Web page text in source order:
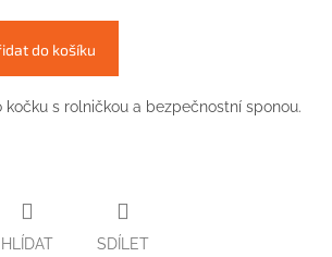
do košíku
s rolničkou a bezpečnostní sponou.
HLÍDAT SDÍLET